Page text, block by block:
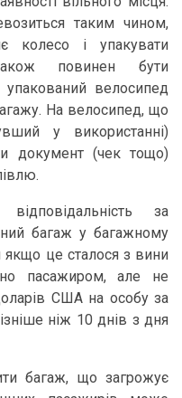
таким чином,
колесо і упакувати
повинен бути
упакований велосипед
На велосипед, що
у використанні)
документ (чек тощо)
за
багаж у багажному
якщо це сталося з вини
пасажиром, але не
США на особу за
ніж 10 днів з дня
багаж, що загрожує